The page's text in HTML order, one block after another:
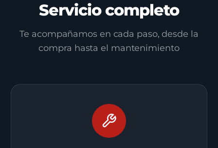
Servicio completo
Te acompañamos en cada paso, desde la
compra hasta el mantenimiento